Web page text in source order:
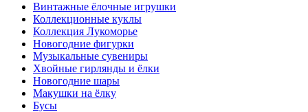
Винтажные ёлочные игрушки
Коллекционные куклы
Коллекция Лукоморье
Новогодние фигурки
Музыкальные сувениры
Хвойные гирлянды и ёлки
Новогодние шары
Макушки на ёлку
Бусы